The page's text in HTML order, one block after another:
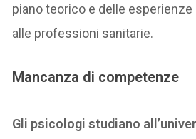
piano teorico e delle
alle professioni sanitarie.
Mancanza di competenze
Gli psicologi studiano